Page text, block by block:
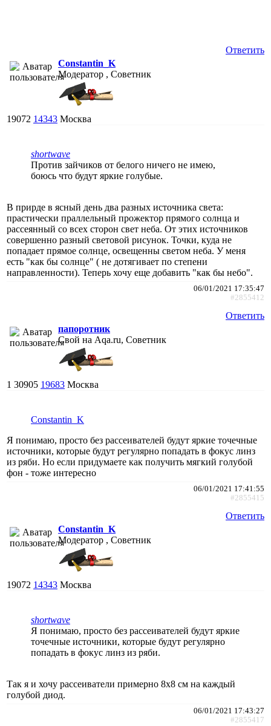
Ответить
Constantin_K
Модератор , Советник
19072 14343 Москва
shortwave
Против зайчиков от белого ничего не имею,
боюсь что будут яркие голубые.
В прирде в ясный день два разных источника света:
прастически праллельный прожектор прямого солнца и
рассеянный со всех сторон свет неба. От этих источников
совершенно разный световой рисунок. Точки, куда не
попадает прямое солнце, освещенны светом неба. У меня
есть "как бы солнце" ( не дотягивает по степени
направленности). Теперь хочу еще добавить "как бы небо".
06/01/2021 17:35:47
#2855412
Ответить
папоротник
Свой на Aqa.ru, Советник
1 30905 19683 Москва
Constantin_K
Я понимаю, просто без рассеивателей будут яркие точечные
источники, которые будут регулярно попадать в фокус линз
из ряби. Но если придумаете как получить мягкий голубой
фон - тоже интересно
06/01/2021 17:41:55
#2855415
Ответить
Constantin_K
Модератор , Советник
19072 14343 Москва
shortwave
Я понимаю, просто без рассеивателей будут яркие
точечные источники, которые будут регулярно
попадать в фокус линз из ряби.
Так я и хочу рассеиватели примерно 8x8 см на каждый
голубой диод.
06/01/2021 17:43:27
#2855417